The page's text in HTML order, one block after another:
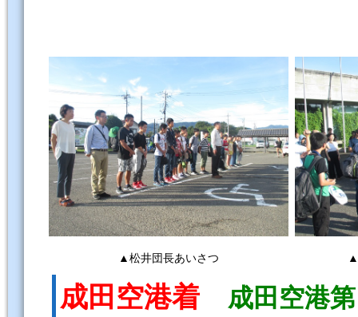
▲松井団長あいさつ
成田空港着
成田空港